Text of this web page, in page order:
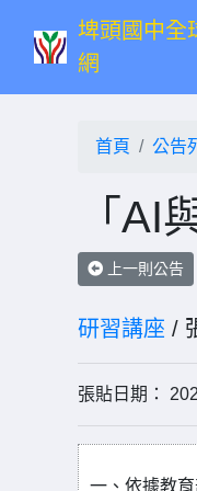
埤頭國中全
網
首頁 公告
「AI
上一則公告
研習講座 /
張貼日期：
一、依據教